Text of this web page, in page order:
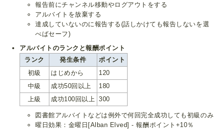
報告前にチャンネル移動やログアウトをする
アルバイトを放棄する
達成していないのに報告する(話しかけても報告しないを選
べばセーフ)
アルバイトのランクと報酬ポイント
ランク
発生条件
ポイント
初級
はじめから
120
中級
成功50回以上
180
上級
成功100回以上 300
図書館アルバイトなどは例外で何回完全成功しても初級のみ
曜日効果：金曜日[Alban Elved] - 報酬ポイント+10％